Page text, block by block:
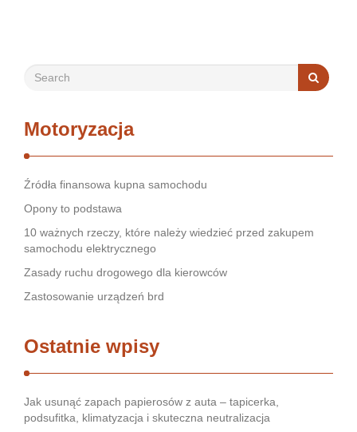
Motoryzacja
Źródła finansowa kupna samochodu
Opony to podstawa
10 ważnych rzeczy, które należy wiedzieć przed zakupem
samochodu elektrycznego
Zasady ruchu drogowego dla kierowców
Zastosowanie urządzeń brd
Ostatnie wpisy
Jak usunąć zapach papierosów z auta – tapicerka,
podsufitka, klimatyzacja i skuteczna neutralizacja